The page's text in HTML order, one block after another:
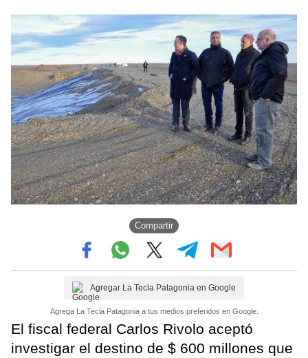
Compartir
Agregar La Tecla Patagonia en Google
Agrega La Tecla Patagonia a tus medios preferidos en Google.
El fiscal federal Carlos Rivolo aceptó
investigar el destino de $ 600 millones que